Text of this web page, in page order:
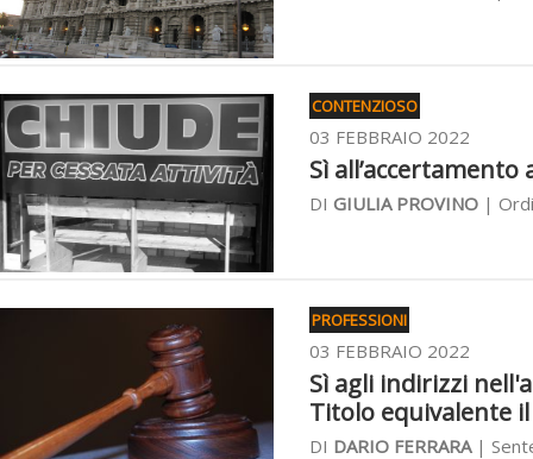
CONTENZIOSO
03 FEBBRAIO 2022
Sì
DI GIULIA PROVINO |
PROFESSIONI
03 FEBBRAIO 2022
Sì agli indirizzi
Titolo equivalente
DI DARIO FERRARA|